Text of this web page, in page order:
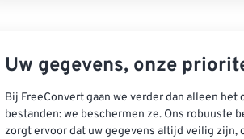
Uw gegevens, onze
Bij FreeConvert gaan we verder dan alleen het
bestanden: we beschermen ze. Ons robuuste
zorgt ervoor dat uw gegevens altijd veilig zijn,